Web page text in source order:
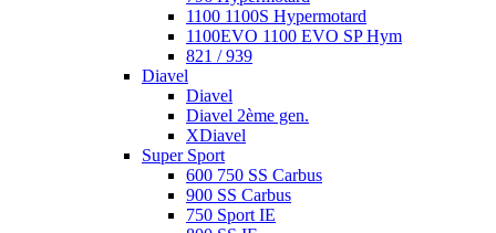
1100 1100S Hypermotard
1100EVO 1100 EVO SP Hym
821 / 939
Diavel
Diavel
Diavel 2ème gen.
XDiavel
Super Sport
600 750 SS Carbus
900 SS Carbus
750 Sport IE